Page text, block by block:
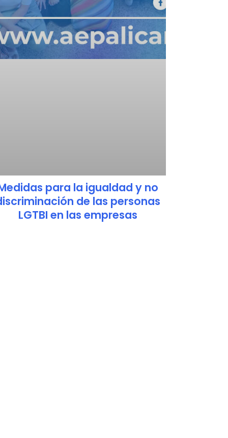
para la igualdad y no
de las personas
LGTBI en las empresas